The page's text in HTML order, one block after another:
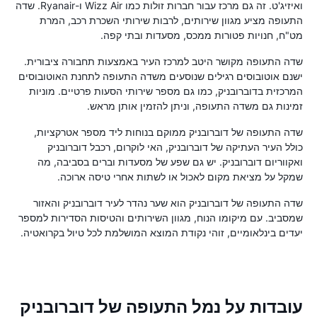
ואיזיג'ט. זה גם מרכז עבור חברות זולות כמו Wizz Air ו-Ryanair. שדה
התעופה מציע מגוון שירותים, לרבות שירותי השכרת רכב, המרת
מט"ח, חנויות פטורות ממכס, מסעדות ובתי קפה.
שדה התעופה מקושר היטב למרכז העיר באמצעות תחבורה ציבורית.
ישנם אוטובוסים רגילים שנוסעים משדה התעופה לתחנת האוטובוסים
המרכזית בדוברובניק, כמו גם מספר שירותי הסעות פרטיים. מוניות
זמינות גם משדה התעופה, וניתן להזמין אותן מראש.
שדה התעופה של דוברובניק ממוקם בנוחות ליד מספר אטרקציות,
כולל העיר העתיקה של דוברובניק, האי לוקרום, רכבל דוברובניק
ואקווריום דוברובניק. יש גם שפע של מסעדות וברים בסביבה, מה
שמקל על מציאת מקום לאכול או לשתות אחרי טיסה ארוכה.
שדה התעופה של דוברובניק הוא שער נהדר לעיר דוברובניק והאזור
שמסביב. עם מיקומו הנוח, מגוון השירותים והטיסות הסדירות למספר
יעדים בינלאומיים, זוהי נקודת המוצא המושלמת לכל טיול בקרואטיה.
עובדות על נמל התעופה של דוברובניק